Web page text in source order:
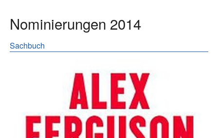
Nominierungen 2014
Sachbuch